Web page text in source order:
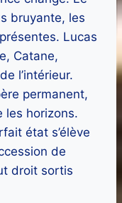
bruyante, les
Lucas
Catane,
l’intérieur.
permanent,
les horizons.
état s’élève
de
droit sortis